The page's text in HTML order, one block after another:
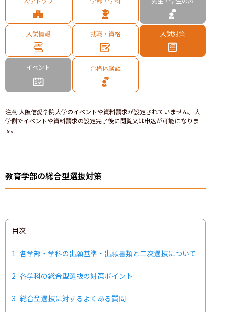
入試情報 就職・資格 入試対策
イベント 合格体験談
注意:大阪信愛学院大学のイベントや資料請求が設定されていません。大
学側でイベントや資料請求の設定完了後に閲覧又は申込が可能になりま
す。
教育学部の総合型選抜対策
目次
1 各学部・学科の出願基準・出願書類と二次選抜について
2 各学科の総合型選抜の対策ポイント
3 総合型選抜に対するよくある質問